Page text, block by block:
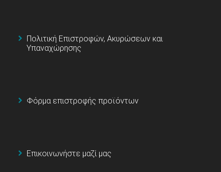
Πολιτική Επιστροφών, Ακυρώσεων και
Υπαναχώρησης
Φόρμα επιστροφής προϊόντων
Επικοινωνήστε μαζί μας